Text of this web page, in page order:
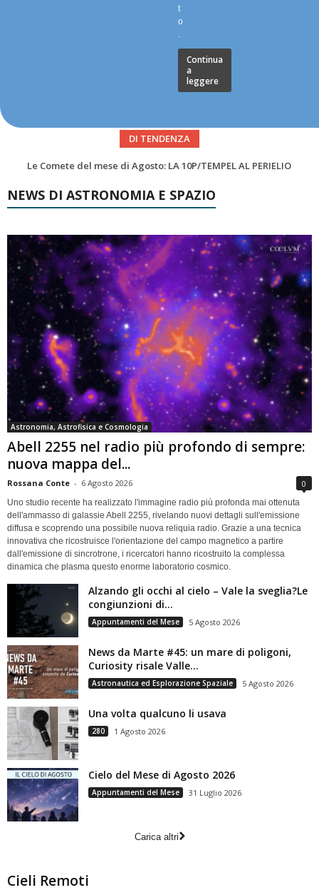
t
o
.
Continua
a
leggere
DI TENDENZA
Asteroidi del mese Agosto 2026
NEWS DI ASTRONOMIA E SPAZIO
Astronomia, Astrofisica e Cosmologia
Abell 2255 nel radio più profondo di sempre:
nuova mappa del...
Rossana Conte - 6 Agosto 2026 0
Uno studio recente ha realizzato l'immagine radio più profonda mai ottenuta
dell'ammasso di galassie Abell 2255, rivelando nuovi dettagli sull'emissione
diffusa e scoprendo una possibile nuova reliquia radio. Grazie a una tecnica
innovativa che ricostruisce l'orientazione del campo magnetico a partire
dall'emissione di sincrotrone, i ricercatori hanno ricostruito la complessa
dinamica che plasma questo enorme laboratorio cosmico.
Alzando gli occhi al cielo – Vale la sveglia?Le
congiunzioni di...
Appuntamenti del Mese 5 Agosto 2026
News da Marte #45: un mare di poligoni,
Curiosity risale Valle...
Astronautica ed Esplorazione Spaziale 5 Agosto 2026
Una volta qualcuno li usava
280 1 Agosto 2026
Cielo del Mese di Agosto 2026
Appuntamenti del Mese 31 Luglio 2026
Carica altri
Cieli Remoti